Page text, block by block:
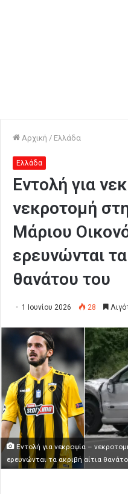
Αρχική / Ελλάδα
Ελλάδα
Εντολή για
νεκροτομή
Μάριου
ερευνώνται
θανάτου του
1 Ιουνίου 2026 28
Εντολή για νεκροψία –
ερευνώνται τα ακριβή αίτια